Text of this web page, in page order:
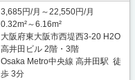
3,685円/月～22,550円/月
0.32m²～6.16m²
大阪府東大阪市西堤西3-20 H2O
高井田ビル 2階・3階
Osaka Metro中央線 高井田駅 徒
歩 3分